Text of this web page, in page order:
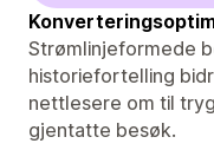
Strømlinjeformede
historiefortelling
nettlesere om til
gjentatte besøk.